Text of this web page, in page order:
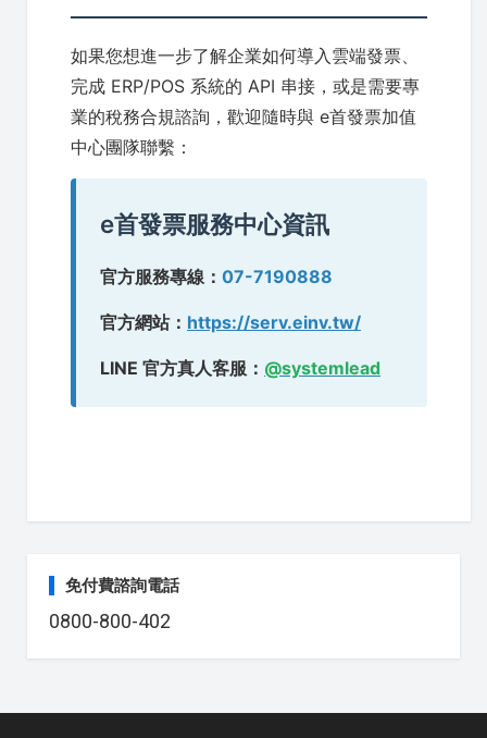
如果您想進一步了解企業如何導入雲端發票、
完成 ERP/POS 系統的 API 串接，或是需要專
業的稅務合規諮詢，歡迎隨時與 e首發票加值
中心團隊聯繫：
e首發票服務中心資訊
官方服務專線： 07-7190888
官方網站： https://serv.einv.tw/
LINE 官方真人客服： @systemlead
免付費諮詢電話
0800-800-402